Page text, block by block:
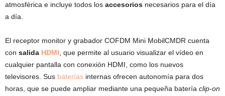
atmosférica e incluye todos los accesorios necesarios para el día
a día.
El receptor monitor y grabador COFDM Mini MobilCMDR cuenta
con salida HDMI , que permite al usuario visualizar el vídeo en
cualquier pantalla con conexión HDMI, como los nuevos
televisores. Sus baterías internas ofrecen autonomía para dos
horas, que se puede ampliar mediante una pequeña batería clip-on